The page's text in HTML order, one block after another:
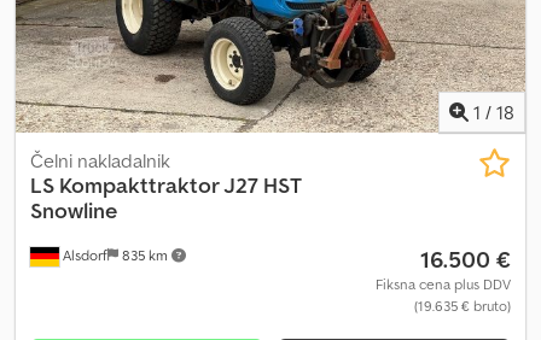
1 / 18
Alsdorf 835 km
Čelni nakladalnik
LS Kompakttraktor J27 HST
Snowline
16.500 €
Fiksna cena plus DDV
(19.635 € bruto)